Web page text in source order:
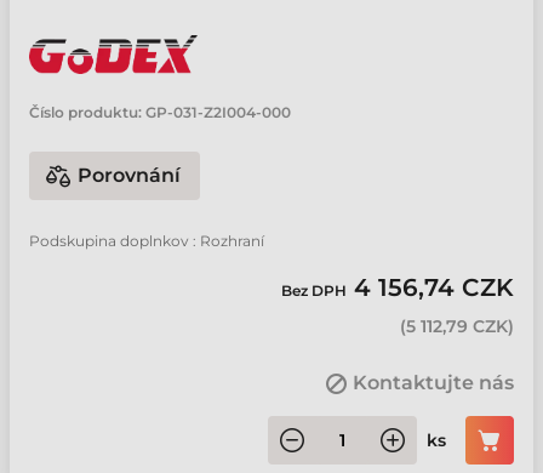
Číslo produktu: GP-031-Z2I004-000
Porovnání
Podskupina doplnkov : Rozhraní
Bez DPH 4 156,74 CZK
(5 112,79 CZK)
Kontaktujte nás
ks